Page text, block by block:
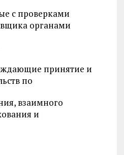
с проверками
органами
принятие и
по
взаимного
и